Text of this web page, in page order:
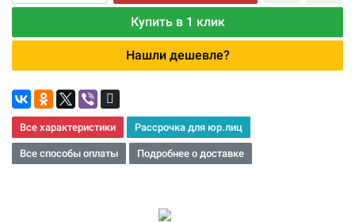
Купить в 1 клик
Нашли дешевле?
Все характеристики Рассрочка для юр.лиц
Все способы оплаты Подробнее о доставке